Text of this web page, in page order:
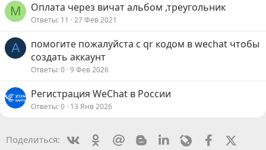
M Оплата через вичат альбом ,треугольник
Ответы 11 27 Фев 2021
A
помогите пожалуйста с qr кодом в wechat чтобы
создать аккаунт
Ответы 0 9 Фев 2026
Регистрация WeChat в России
Ответы 0 13 Янв 2026
Поделиться: VkontakteOdnoklassniki
Mail.ru BloggerLinkedinLivejournalFacebook